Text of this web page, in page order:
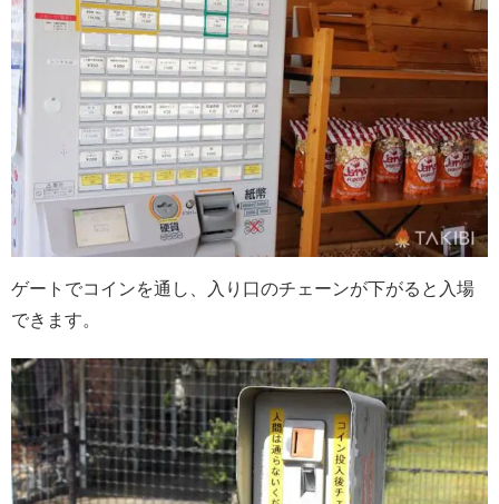
ゲートでコインを通し、入り口のチェーンが下がると入場
できます。